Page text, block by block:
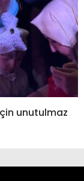
unutulmaz